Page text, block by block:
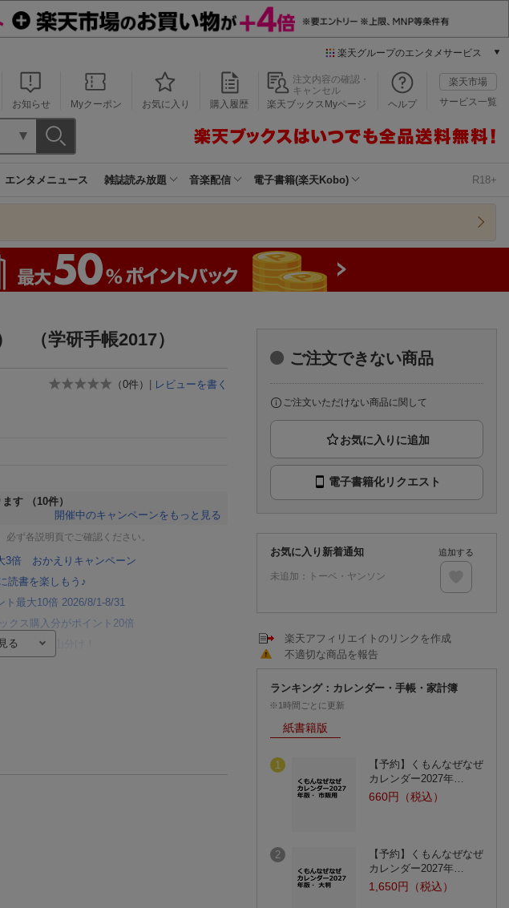
楽天グループのエンタメサービス
本/ゲーム/CD/DVD
楽天ブックス
楽天Kobo
楽天チケット
エンタメニュース
推し楽
お知らせ Myクーポン お気に入り 購入履歴
注文内容の確認・
キャンセル
楽天ブックスMyページ
ヘルプ
楽天市場
サービス一覧
エンタメニュース 雑誌読み放題 音楽配信 電子書籍(楽天Kobo) R18+
（学研手帳2017）
（0件） | レビューを書く
ます
（10件）
開催中のキャンペーンをもっと見る
ず各説明頁でご確認ください。
3倍 おかえりキャンペーン
読書を楽しもう♪
ト最大10倍 2026/8/1-8/31
クス購入分がポイント20倍
ポイント山分け！
ご注文できない商品
ご注文いただけない商品に関して
電子書籍化リクエスト
お気に入り新着通知
未追加： トーベ・ヤンソン
追加する
楽天アフィリエイトのリンクを作成
不適切な商品を報告
ランキング：カレンダー・手帳・家計簿
※1時間ごとに更新
紙書籍版
1
【予約】くもんなぜなぜ
カレンダー2027年…
660円（税込）
2
【予約】くもんなぜなぜ
カレンダー2027年…
1,650円（税込）